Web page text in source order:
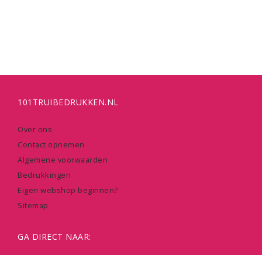
101TRUIBEDRUKKEN.NL
Over ons
Contact opnemen
Algemene voorwaarden
Bedrukkingen
Eigen webshop beginnen?
Sitemap
GA DIRECT NAAR: